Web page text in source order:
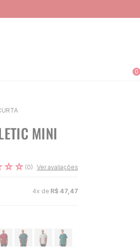
0
MINI
☆☆ (0) Ver avaliações
4x de R$ 47, 47